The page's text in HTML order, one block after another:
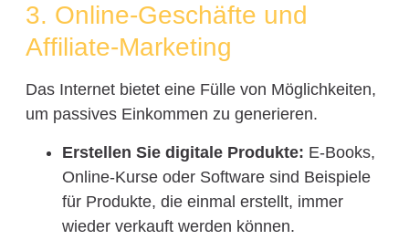
3. Online-Geschäfte und
Affiliate-Marketing
Das Internet bietet eine Fülle von Möglichkeiten,
um passives Einkommen zu generieren.
Erstellen Sie digitale Produkte: E-Books,
Online-Kurse oder Software sind Beispiele
für Produkte, die einmal erstellt, immer
wieder verkauft werden können.